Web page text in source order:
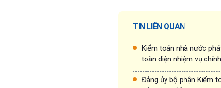
TIN LIÊN QUAN
Kiểm toán nhà nước
toàn diện nhiệm vụ
Đảng ủy bộ phận Kiểm